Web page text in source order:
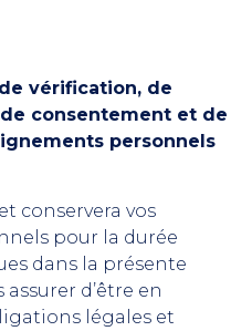
vérification, de
consentement et de
personnels
conservera vos
pour la durée
dans la présente
d’être en
légales et